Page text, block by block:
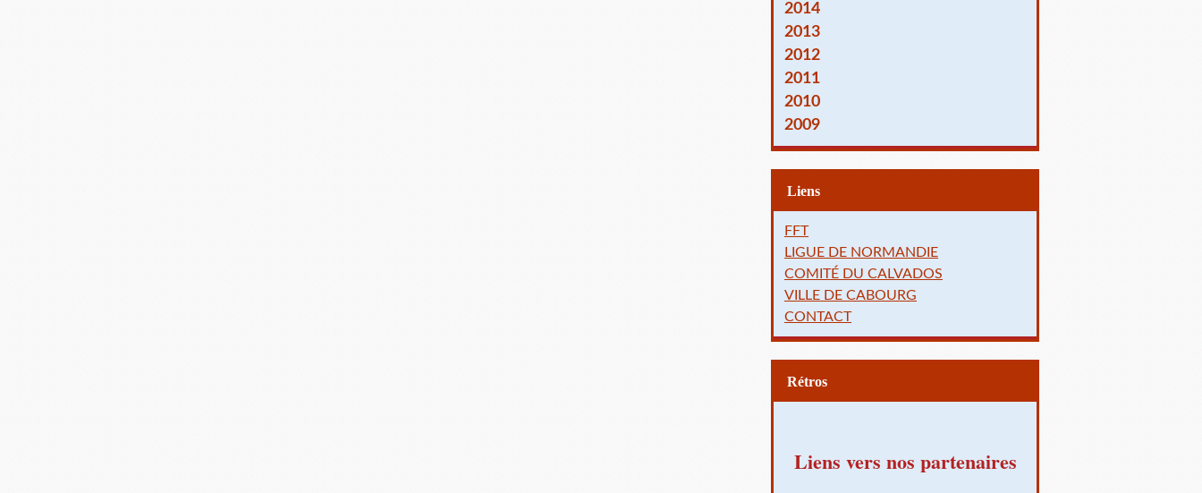
2014
2013
2012
2011
2010
2009
Liens
FFT
LIGUE DE NORMANDIE
COMITÉ DU CALVADOS
VILLE DE CABOURG
CONTACT
Rétros
Liens vers nos partenaires